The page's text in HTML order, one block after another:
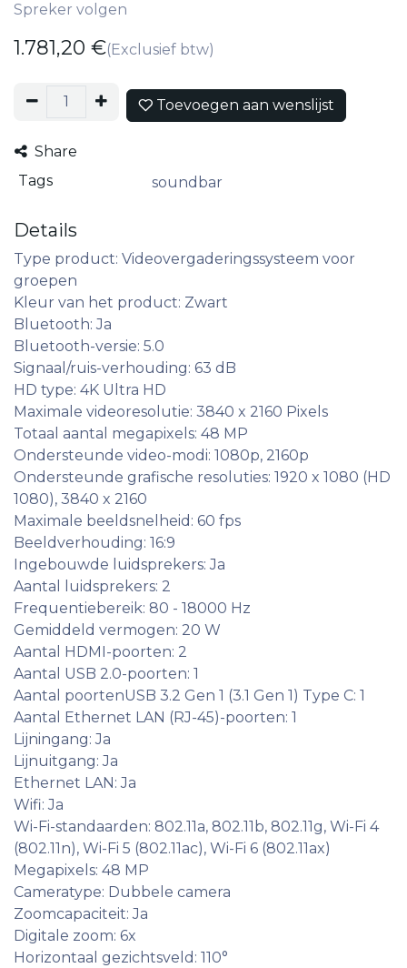
Spreker volgen
1.781,20 €(Exclusief btw)
Toevoegen aan wenslijst
Share
Tags
soundbar
Details
Type product: Videovergaderingssysteem voor
groepen
Kleur van het product: Zwart
Bluetooth: Ja
Bluetooth-versie: 5.0
Signaal/ruis-verhouding: 63 dB
HD type: 4K Ultra HD
Maximale videoresolutie: 3840 x 2160 Pixels
Totaal aantal megapixels: 48 MP
Ondersteunde video-modi: 1080p, 2160p
Ondersteunde grafische resoluties: 1920 x 1080 (HD
1080), 3840 x 2160
Maximale beeldsnelheid: 60 fps
Beeldverhouding: 16:9
Ingebouwde luidsprekers: Ja
Aantal luidsprekers: 2
Frequentiebereik: 80 - 18000 Hz
Gemiddeld vermogen: 20 W
Aantal HDMI-poorten: 2
Aantal USB 2.0-poorten: 1
Aantal poortenUSB 3.2 Gen 1 (3.1 Gen 1) Type C: 1
Aantal Ethernet LAN (RJ-45)-poorten: 1
Lijningang: Ja
Lijnuitgang: Ja
Ethernet LAN: Ja
Wifi: Ja
Wi-Fi-standaarden: 802.11a, 802.11b, 802.11g, Wi-Fi 4
(802.11n), Wi-Fi 5 (802.11ac), Wi-Fi 6 (802.11ax)
Megapixels: 48 MP
Cameratype: Dubbele camera
Zoomcapaciteit: Ja
Digitale zoom: 6x
Horizontaal gezichtsveld: 110°